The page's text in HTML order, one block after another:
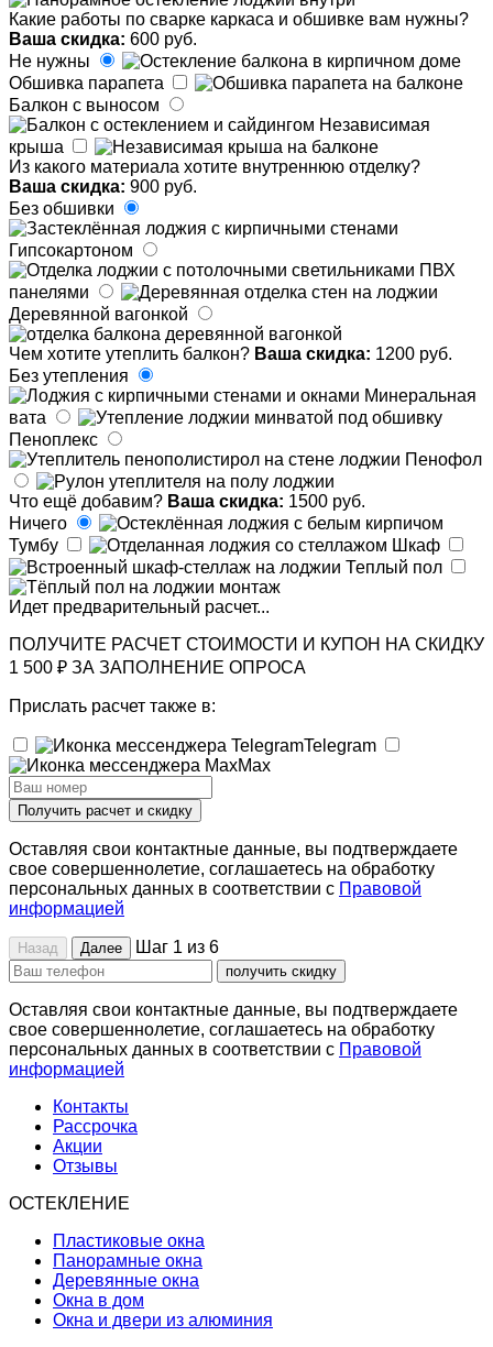
Какие работы по сварке каркаса и обшивке вам нужны?
Ваша скидка: 600 руб.
Не нужны
Обшивка парапета
Балкон с выносом
Независимая
крыша
Из какого материала хотите внутреннюю отделку?
Ваша скидка: 900 руб.
Без обшивки
Гипсокартоном
ПВХ
панелями
Деревянной вагонкой
Чем хотите утеплить балкон? Ваша скидка: 1200 руб.
Без утепления
Минеральная
вата
Пеноплекс
Пенофол
Что ещё добавим? Ваша скидка: 1500 руб.
Ничего
Тумбу
Шкаф
Теплый пол
Идет предварительный расчет...
ПОЛУЧИТЕ РАСЧЕТ СТОИМОСТИ И КУПОН НА СКИДКУ
1 500 ₽ ЗА ЗАПОЛНЕНИЕ ОПРОСА
Прислать расчет также в:
Telegram
Max
Получить расчет и скидку
Оставляя свои контактные данные, вы подтверждаете
свое совершеннолетие, соглашаетесь на обработку
персональных данных в соответствии с Правовой
информацией
Назад Далее Шаг 1 из 6
получить скидку
Оставляя свои контактные данные, вы подтверждаете
свое совершеннолетие, соглашаетесь на обработку
персональных данных в соответствии с Правовой
информацией
Контакты
Рассрочка
Акции
Отзывы
ОСТЕКЛЕНИЕ
Пластиковые окна
Панорамные окна
Деревянные окна
Окна в дом
Окна и двери из алюминия